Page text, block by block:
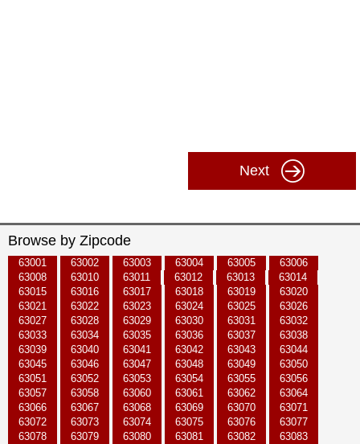
Next
Browse by Zipcode
63001 63002 63003 63004 63005
63006
63008
63010 63011 63012 63013
63014
63015
63016 63017 63018 63019
63020
63021
63022 63023 63024 63025
63026
63027
63028 63029 63030 63031
63032
63033
63034 63035 63036 63037
63038
63039
63040 63041 63042 63043
63044
63045
63046 63047 63048 63049
63050
63051
63052 63053 63054 63055
63056
63057
63058 63060 63061 63062
63064
63066
63067 63068 63069 63070
63071
63072
63073 63074 63075 63076
63077
63078
63079 63080 63081 63082
63083